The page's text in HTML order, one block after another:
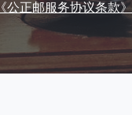
《公正邮服务协议条款》